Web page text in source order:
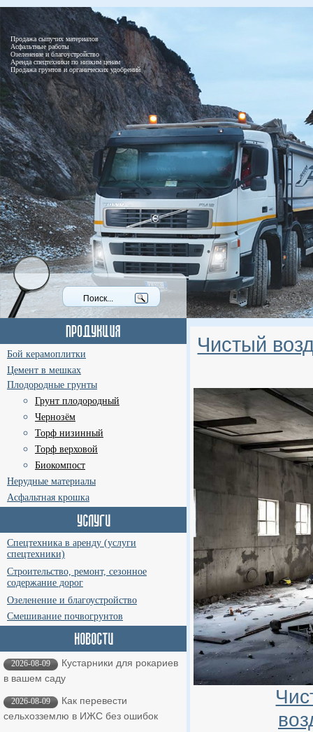
Продажа сыпучих материалов
Асфальтные работы
Озеленение и благоустройство
Аренда спецтехники по низким ценам
Продажа грунтов и органических удобрений
Бой керамоплитки
Цемент в мешках
Плодородные грунты
Грунт плодородный
Чернозём
Торф низинный
Торф верховой
Биокомпост
Нерудные материалы
Асфальтная крошка
Спецтехника в аренду (услуги
спецтехники)
Строительство, ремонт, сезонное
содержание дорог
Озеленение и благоустройство
Смешивание почвогрунтов
2026-08-09
Кустарники для рокариев
в вашем саду
2026-08-09
Как перевести
сельхозземлю в ИЖС без ошибок
Чистый